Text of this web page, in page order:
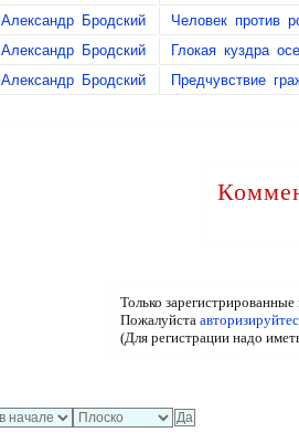
Александр Бродский Человек против
Александр Бродский Глокая куздра
Александр Бродский Предчувствие
Только
Пожалуйста
(Для регистрации надо